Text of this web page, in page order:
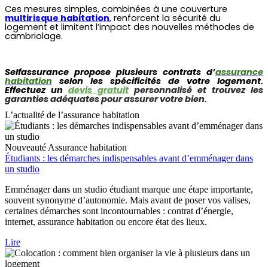
Ces mesures simples, combinées à une couverture
multirisque habitation, renforcent la sécurité du
logement et limitent l’impact des nouvelles méthodes de
cambriolage.
Selfassurance propose plusieurs contrats d’assurance
habitation selon les spécificités de votre logement.
Effectuez un devis gratuit personnalisé et trouvez les
garanties adéquates pour assurer votre bien.
L’actualité de l’assurance habitation
Nouveauté Assurance habitation
Étudiants : les démarches indispensables avant d’emménager dans
un studio
Emménager dans un studio étudiant marque une étape importante,
souvent synonyme d’autonomie. Mais avant de poser vos valises,
certaines démarches sont incontournables : contrat d’énergie,
internet, assurance habitation ou encore état des lieux.
Lire